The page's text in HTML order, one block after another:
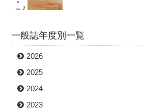
一般誌年度別一覧
2026
2025
2024
2023